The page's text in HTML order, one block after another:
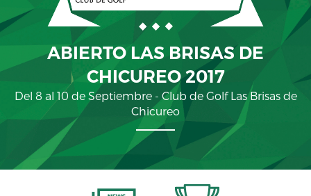
ABIERTO LAS BRISAS DE
CHICUREO 2017
Del 8 al 10 de Septiembre - Club de Golf Las Brisas de
Chicureo